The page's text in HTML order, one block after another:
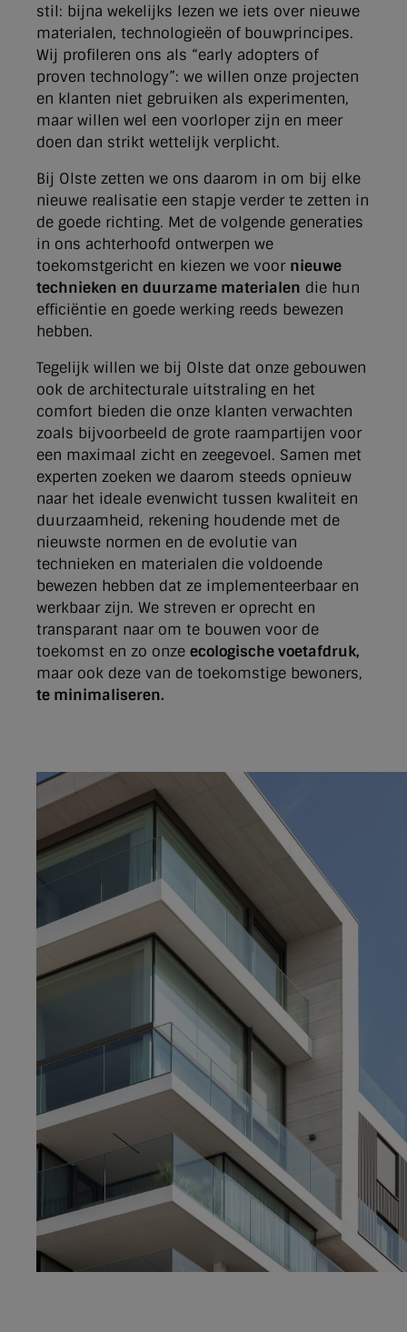
stil: bijna wekelijks lezen we iets over nieuwe
materialen, technologieën of bouwprincipes.
Wij profileren ons als “early adopters of
proven technology”: we willen onze projecten
en klanten niet gebruiken als experimenten,
maar willen wel een voorloper zijn en meer
doen dan strikt wettelijk verplicht.
Bij Olste zetten we ons daarom in om bij elke
nieuwe realisatie een stapje verder te zetten in
de goede richting. Met de volgende generaties
in ons achterhoofd ontwerpen we
toekomstgericht en kiezen we voor nieuwe
technieken en duurzame materialen die hun
efficiëntie en goede werking reeds bewezen
hebben.
Tegelijk willen we bij Olste dat onze gebouwen
ook de architecturale uitstraling en het
comfort bieden die onze klanten verwachten
zoals bijvoorbeeld de grote raampartijen voor
een maximaal zicht en zeegevoel. Samen met
experten zoeken we daarom steeds opnieuw
naar het ideale evenwicht tussen kwaliteit en
duurzaamheid, rekening houdende met de
nieuwste normen en de evolutie van
technieken en materialen die voldoende
bewezen hebben dat ze implementeerbaar en
werkbaar zijn. We streven er oprecht en
transparant naar om te bouwen voor de
toekomst en zo onze ecologische voetafdruk,
maar ook deze van de toekomstige bewoners,
te minimaliseren.